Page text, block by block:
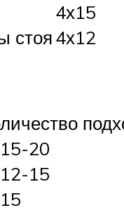
4х15
стоя4х12
20
15